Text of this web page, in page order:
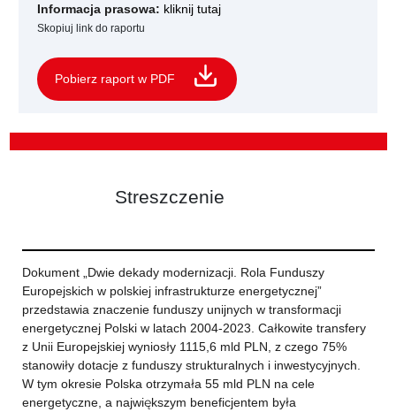
Informacja prasowa: kliknij tutaj
Skopiuj link do raportu
Pobierz raport w PDF
Streszczenie
Dokument „Dwie dekady modernizacji. Rola Funduszy
Europejskich w polskiej infrastrukturze energetycznej”
przedstawia znaczenie funduszy unijnych w transformacji
energetycznej Polski w latach 2004-2023. Całkowite transfery
z Unii Europejskiej wyniosły 1115,6 mld PLN, z czego 75%
stanowiły dotacje z funduszy strukturalnych i inwestycyjnych.
W tym okresie Polska otrzymała 55 mld PLN na cele
energetyczne, a największym beneficjentem była